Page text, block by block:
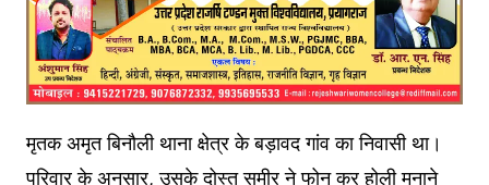
मृतक अमृत बिनौली थाना क्षेत्र के बड़ावद गांव का निवासी था।
परिवार के अनुसार, उसके दोस्त समीर ने फोन कर होली मनाने